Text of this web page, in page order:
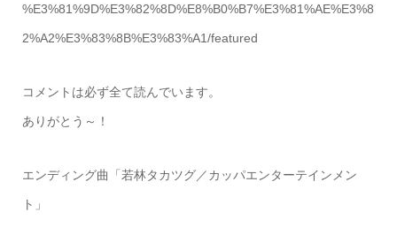
%E3%81%9D%E3%82%8D%E8%B0%B7%E3%81%AE%E3%8
2%A2%E3%83%8B%E3%83%A1/featured
コメントは必ず全て読んでいます。
ありがとう～！
エンディング曲「若林タカツグ／カッパエンターテインメン
ト」